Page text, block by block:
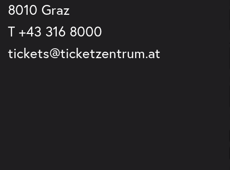
8010 Graz
T +43 316 8000
tickets@ticketzentrum.at